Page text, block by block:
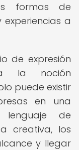
formas de
a
de expresión
la noción
puede existir
en una
de
creativa, los
y llegar